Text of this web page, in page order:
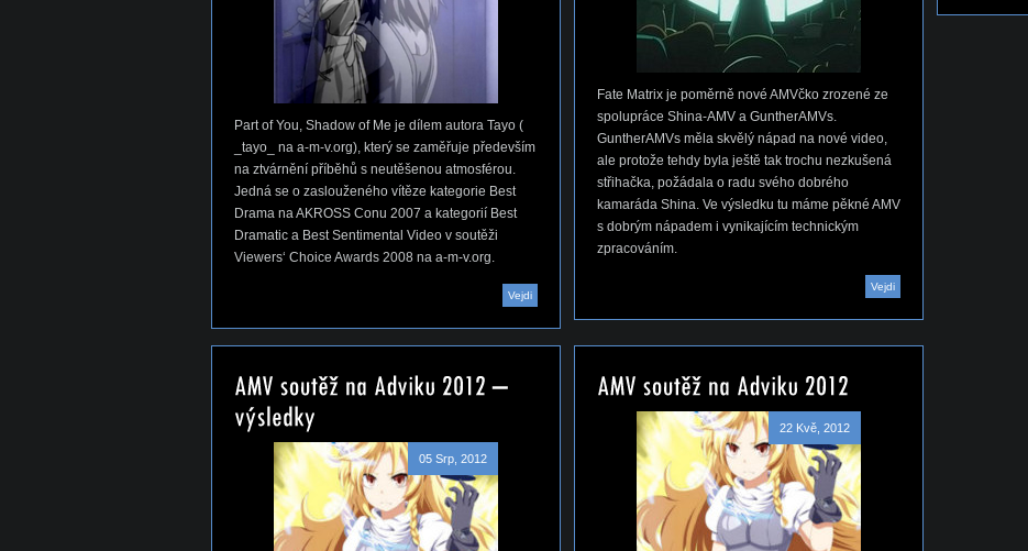
Part of You, Shadow of Me je dílem autora Tayo (
_tayo_ na a-m-v.org), který se zaměřuje především
na ztvárnění příběhů s neutěšenou atmosférou.
Jedná se o zaslouženého vítěze kategorie Best
Drama na AKROSS Conu 2007 a kategorií Best
Dramatic a Best Sentimental Video v soutěži
Viewers‘ Choice Awards 2008 na a-m-v.org.
Vejdi
Fate Matrix je poměrně nové AMVčko zrozené ze
spolupráce Shina-AMV a GuntherAMVs.
GuntherAMVs měla skvělý nápad na nové video,
ale protože tehdy byla ještě tak trochu nezkušená
střihačka, požádala o radu svého dobrého
kamaráda Shina. Ve výsledku tu máme pěkné AMV
s dobrým nápadem i vynikajícím technickým
zpracováním.
Vejdi
05 Srp, 2012
22 Kvě, 2012